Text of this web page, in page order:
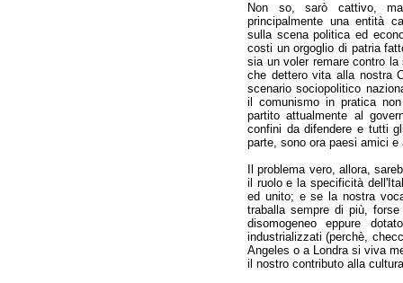
Non so, sarò cattivo,
principalmente una entità
sulla scena politica ed
costi un orgoglio di patria
sia un voler remare contro
che dettero vita alla nostra
scenario sociopolitico
il comunismo in pratica
partito attualmente al
confini da difendere e tutti
parte, sono ora paesi amici e
Il problema vero, allora,
il ruolo e la specificità
ed unito; e se la nostra
traballa sempre di più,
disomogeneo eppure
industrializzati (perchè,
Angeles o a Londra si viva
il nostro contributo alla